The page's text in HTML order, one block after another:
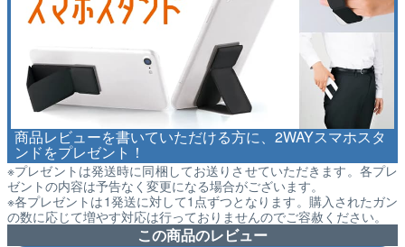
商品レビューを書いていただける方に、2WAYスマホスタ
ンドをプレゼント！
※プレゼントは発送時に同梱してお送りさせていただきます。各プレ
ゼントの内容は予告なく変更になる場合がございます。
※各プレゼントは1発送に対して1点ずつとなります。購入されたガン
の数に応じて増やす対応は行っておりませんのでご容赦ください。
この商品のレビュー